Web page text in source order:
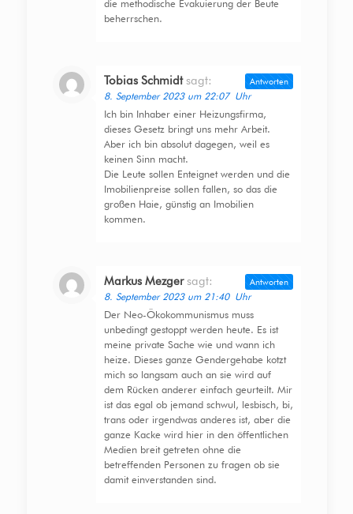
die methodische Evakuierung der Beute
beherrschen.
Tobias Schmidt sagt:
8. September 2023 um 22:07 Uhr
Ich bin Inhaber einer Heizungsfirma,
dieses Gesetz bringt uns mehr Arbeit.
Aber ich bin absolut dagegen, weil es
keinen Sinn macht.
Die Leute sollen Enteignet werden und die
Imobilienpreise sollen fallen, so das die
großen Haie, günstig an Imobilien
kommen.
Antworten
Markus Mezger sagt:
8. September 2023 um 21:40 Uhr
Der Neo-Ökokommunismus muss
unbedingt gestoppt werden heute. Es ist
meine private Sache wie und wann ich
heize. Dieses ganze Gendergehabe kotzt
mich so langsam auch an sie wird auf
dem Rücken anderer einfach geurteilt. Mir
ist das egal ob jemand schwul, lesbisch, bi,
trans oder irgendwas anderes ist, aber die
ganze Kacke wird hier in den öffentlichen
Medien breit getreten ohne die
betreffenden Personen zu fragen ob sie
damit einverstanden sind.
Antworten